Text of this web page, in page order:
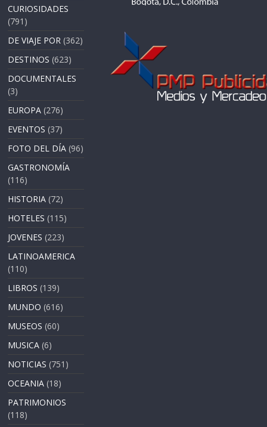
CURIOSIDADES
(791)
DE VIAJE POR (362)
DESTINOS (623)
DOCUMENTALES
(3)
EUROPA (276)
EVENTOS (37)
FOTO DEL DÍA (96)
GASTRONOMÍA
(116)
HISTORIA (72)
HOTELES (115)
JOVENES (223)
LATINOAMERICA
(110)
LIBROS (139)
MUNDO (616)
MUSEOS (60)
MUSICA (6)
NOTICIAS (751)
OCEANIA (18)
PATRIMONIOS
(118)